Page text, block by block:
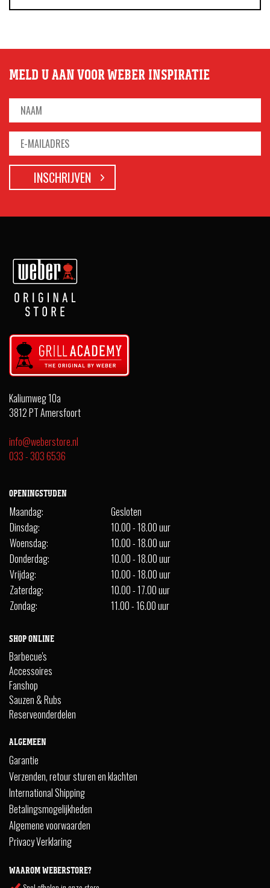
MELD U AAN VOOR WEBER INSPIRATIE
Kaliumweg 10a
3812 PT Amersfoort
info@weberstore.nl
033 - 303 6536
OPENINGSTIJDEN
Maandag:
Gesloten
Dinsdag:
10.00 - 18.00 uur
Woensdag:
10.00 - 18.00 uur
Donderdag:
10.00 - 18.00 uur
Vrijdag:
10.00 - 18.00 uur
Zaterdag:
10.00 - 17.00 uur
Zondag:
11.00 - 16.00 uur
SHOP ONLINE
Barbecue's
Accessoires
Fanshop
Sauzen & Rubs
Reserveonderdelen
ALGEMEEN
Garantie
Verzenden, retour sturen en klachten
International Shipping
Betalingsmogelijkheden
Algemene voorwaarden
Privacy Verklaring
WAAROM WEBERSTORE?